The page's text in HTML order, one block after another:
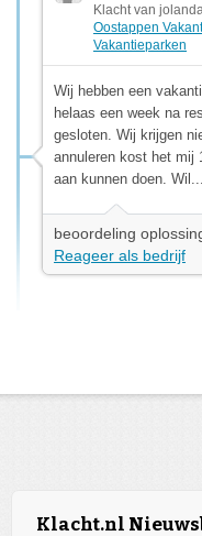
Klacht van
Oostappen
Vakantieparken
Wij hebben een
helaas een week na
gesloten. Wij krijgen
annuleren kost het mij
aan kunnen doen. Wil...
beoordeling
Reageer als bedrijf
Klacht.nl